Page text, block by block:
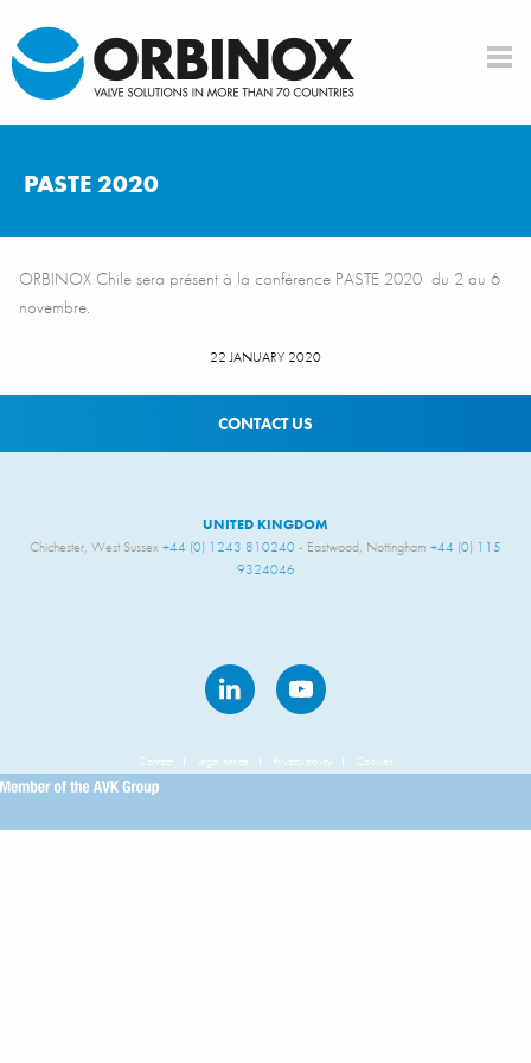
PASTE 2020
ORBINOX Chile sera présent à la conférence PASTE 2020 du 2 au 6
novembre.
22 JANUARY 2020
CONTACT US
UNITED KINGDOM
Chichester, West Sussex+44 (0) 1243 810240- Eastwood, Nottingham +44 (0) 115
9324046
Contact Legal notice Privacy policy Cookies